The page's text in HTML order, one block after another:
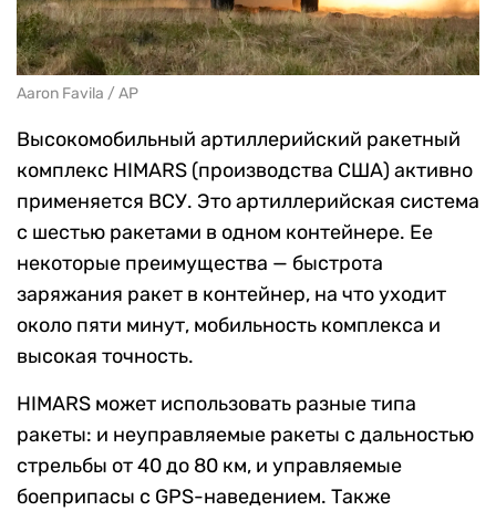
Aaron Favila / AP
Высокомобильный артиллерийский ракетный
комплекс HIMARS (производства США) активно
применяется ВСУ. Это артиллерийская система
с шестью ракетами в одном контейнере. Ее
некоторые преимущества — быстрота
заряжания ракет в контейнер, на что уходит
около пяти минут, мобильность комплекса и
высокая точность.
HIMARS может использовать разные типа
ракеты: и неуправляемые ракеты с дальностью
стрельбы от 40 до 80 км, и управляемые
боеприпасы с GPS-наведением. Также